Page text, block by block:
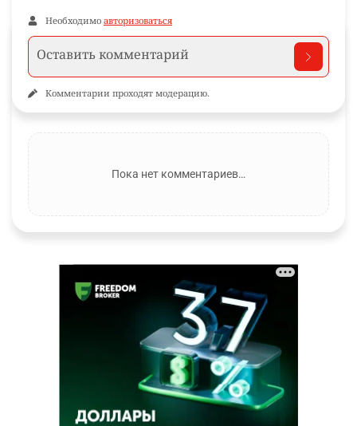
Необходимо авторизоваться
Комментарии проходят модерацию.
Пока нет комментариев…